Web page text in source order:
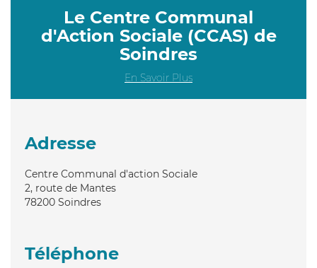
Le Centre Communal
d'Action Sociale (CCAS) de
Soindres
En Savoir Plus
Adresse
Centre Communal d'action Sociale
2, route de Mantes
78200 Soindres
Téléphone